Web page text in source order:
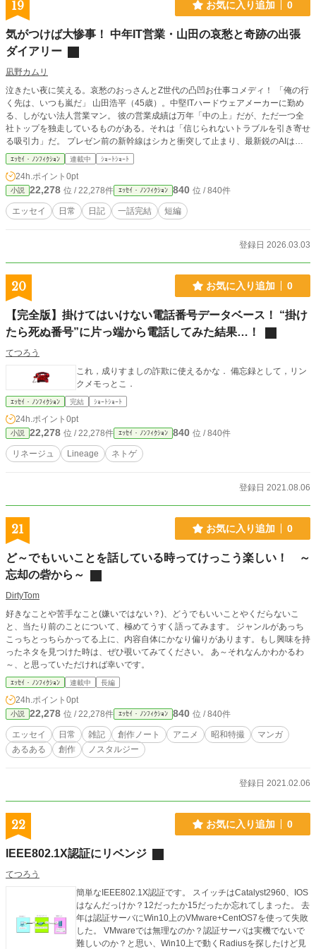
19 お気に入り追加 0
気がつけば大惨事！ 中年IT営業・山田の哀愁と奇跡の出張
ダイアリー
凪野カムリ
泣きたい夜に笑える。哀愁のおっさんとZ世代の凸凹お仕事コメディ！ 「俺の行
く先は、いつも嵐だ」 山田浩平（45歳）。中堅ITハードウェアメーカーに勤め
る、しがない法人営業マン。 彼の営業成績は万年「中の上」だが、ただ一つ全
社トップを独走しているものがある。それは「信じられないトラブルを引き寄せ
る吸引力」だ。 プレゼン前の新幹線はシカと衝突して止まり、最新鋭のAIは突
如として武士の言葉を話し出し、記録的な大雪や暴風雨に行く手を阻まれ
る……。 さらに同行するのは、悪気ゼロで我が道を行くZ世代のマイペース後
輩・佐藤（24歳）。 これは、中年おっさんの加齢臭と冷や汗が入り交じる、悲
哀と笑いの営業日誌。 どんな絶望的な状況でも、昭和のアナログ根性と泥臭い
（そして少しだけ奇跡的な）機転で、数々の無理難題をクロージングしていく！
働くすべての人に贈る、痛快お仕事サバイバルコメディ開幕！
ｴｯｾｲ・ﾉﾝﾌｨｸｼｮﾝ 連載中 ｼｮｰﾄｼｮｰﾄ
24h.ポイント 0pt
小説 22,278 位 / 22,278件 ｴｯｾｲ・ﾉﾝﾌｨｸｼｮﾝ 840 位 / 840件
エッセイ 日常 日記 一話完結 短編
登録日 2026.03.03
20 お気に入り追加 0
【完全版】掛けてはいけない電話番号データベース！ “掛け
たら死ぬ番号”に片っ端から電話してみた結果…！
てつろう
これ，成りすましの詐欺に使えるかな． 備忘録として，リン
クメモっとこ．
ｴｯｾｲ・ﾉﾝﾌｨｸｼｮﾝ 完結 ｼｮｰﾄｼｮｰﾄ
24h.ポイント 0pt
小説 22,278 位 / 22,278件 ｴｯｾｲ・ﾉﾝﾌｨｸｼｮﾝ 840 位 / 840件
リネージュ Lineage ネトゲ
登録日 2021.08.06
21 お気に入り追加 0
ど～でもいいことを話している時ってけっこう楽しい！ ～
忘却の砦から～
DirtyTom
好きなことや苦手なこと(嫌いではない？)、どうでもいいことやくだらないこ
と、当たり前のことについて、極めてうすく語ってみます。 ジャンルがあっち
こっちとっちらかってる上に、内容自体にかなり偏りがあります。もし興味を持
ったネタを見つけた時は、ぜひ覗いてみてください。 あ～それなんかわかるわ
～、と思っていただければ幸いです。
ｴｯｾｲ・ﾉﾝﾌｨｸｼｮﾝ 連載中 長編
24h.ポイント 0pt
小説 22,278 位 / 22,278件 ｴｯｾｲ・ﾉﾝﾌｨｸｼｮﾝ 840 位 / 840件
エッセイ 日常 雑記 創作ノート アニメ 昭和特撮
マンガ
あるある
創作 ノスタルジー
登録日 2021.02.06
22 お気に入り追加 0
IEEE802.1X認証にリベンジ
てつろう
簡単なIEEE802.1X認証です。 スイッチはCatalyst2960、IOS
はなんだっけか？12だったか15だったか忘れてしまった。 去
年は認証サーバにWin10上のVMware+CentOS7を使って失敗
した。 VMwareでは無理なのか？認証サーバは実機でないで
難しいのか？と思い、Win10上で動くRadiusを探したけど見